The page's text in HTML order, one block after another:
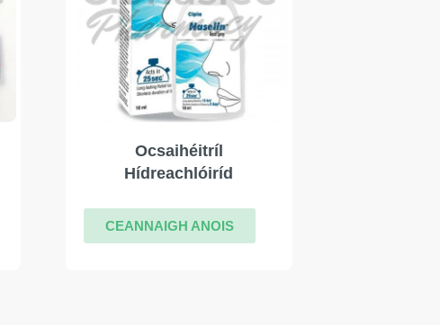
Ocsaihéitríl
Hídreachlóiríd
CEANNAIGH ANOIS